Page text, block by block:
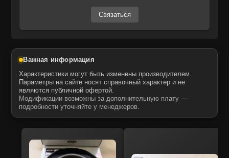
спецтехники. Изделия ITR USCO полностью
соответствуют техническим характеристикам
оригинальных деталей, обеспечивая
Материалы и процессы производства
гарантирует точность изготовления и
совместимость с техникой CATERPILLAR.
Запчасти ITR USCO поставляются
официально через авторизованных
Связаться
Важная информация
Характеристики могут быть изменены производителем.
Параметры на сайте носят справочный характер и не
являются публичной офертой.
Модификации возможны за дополнительную плату —
подробности уточняйте у менеджеров.